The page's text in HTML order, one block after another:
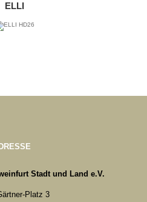
ELLI
Stadt und Land e.V.
Platz 3